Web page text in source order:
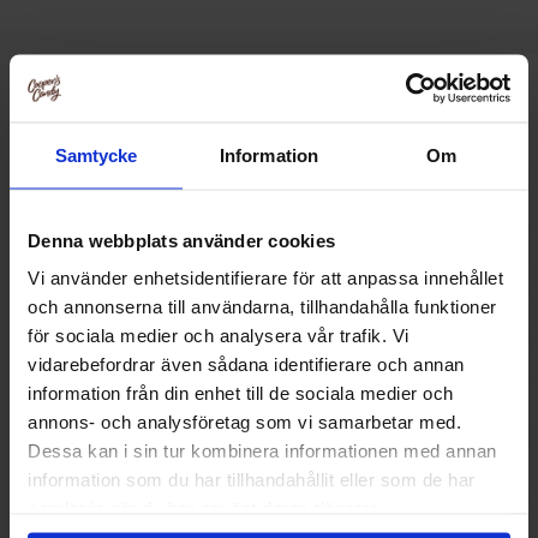
Samtycke Information Om
Denna webbplats använder cookies
Vi använder enhetsidentifierare för att anpassa innehållet
och annonserna till användarna, tillhandahålla funktioner
för sociala medier och analysera vår trafik. Vi
vidarebefordrar även sådana identifierare och annan
information från din enhet till de sociala medier och
annons- och analysföretag som vi samarbetar med.
Dessa kan i sin tur kombinera informationen med annan
information som du har tillhandahållit eller som de har
Relaterte produkter